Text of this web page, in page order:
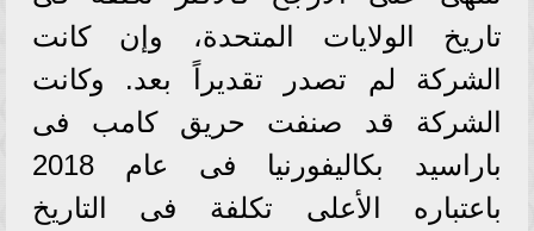
تاريخ الولايات المتحدة، وإن كانت
الشركة لم تصدر تقديراً بعد. وكانت
الشركة قد صنفت حريق كامب فى
باراسيد بكاليفورنيا فى عام 2018
باعتباره الأعلى تكلفة فى التاريخ